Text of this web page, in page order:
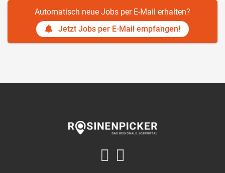
Automatisch neue Jobs per E-Mail erhalten?
Jetzt Jobs per E-Mail empfangen!